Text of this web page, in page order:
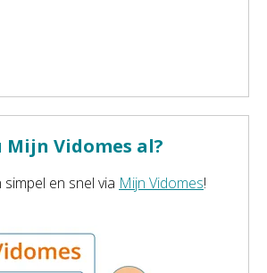
Vidomes al?
simpel en snel via Mijn Vidomes!